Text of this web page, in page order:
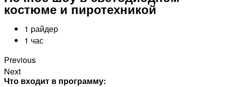
костюме и пиротехникой
1 райдер
1 час
Previous
Next
Что входит в программу: